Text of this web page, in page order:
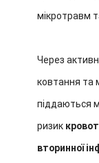
мікротравм
Через
ковтання та
піддаються
ризик
вторинної